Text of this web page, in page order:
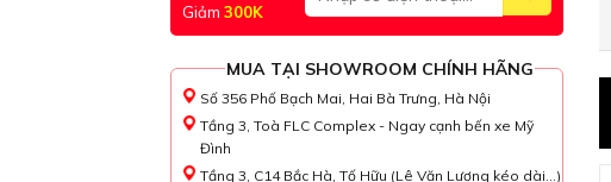
Giảm 300K
MUA TẠI SHOWROOM CHÍNH HÃNG
Số 356 Phố Bạch Mai, Hai Bà Trưng, Hà Nội
Tầng 3, Toà FLC Complex - Ngay cạnh bến xe Mỹ
Đình
Tầng 3, C14 Bắc Hà, Tố Hữu (Lê Văn Lương kéo dài...)